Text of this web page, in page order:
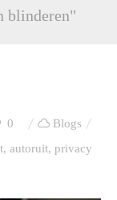
blinderen"
0
Blogs
, autoruit, privacy